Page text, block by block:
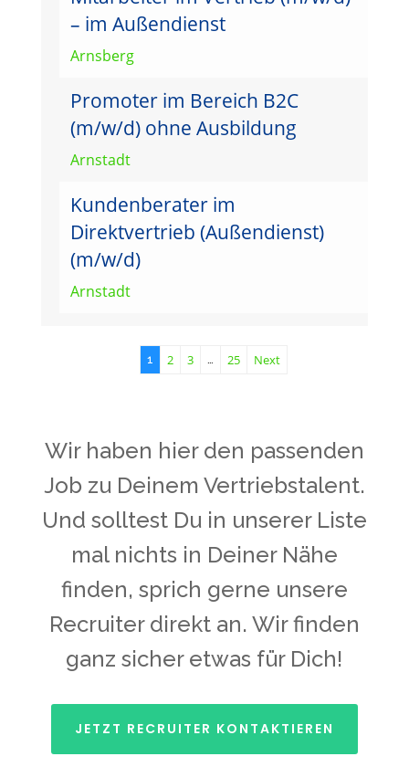
– im Außendienst
Arnsberg
Promoter im Bereich B2C
(m/w/d) ohne Ausbildung
Arnstadt
Kundenberater im
Direktvertrieb (Außendienst)
(m/w/d)
Arnstadt
1 2 3 … 25 Next
Wir haben hier den passenden
Job zu Deinem Vertriebstalent.
Und solltest Du in unserer Liste
mal nichts in Deiner Nähe
finden, sprich gerne unsere
Recruiter direkt an. Wir finden
ganz sicher etwas für Dich!
JETZT RECRUITER KONTAKTIEREN